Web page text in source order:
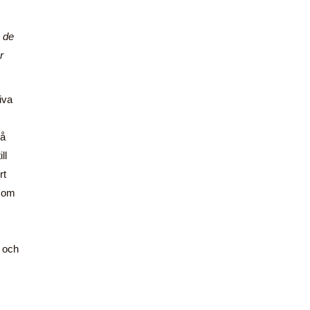
de
och